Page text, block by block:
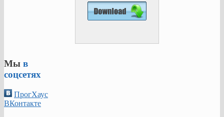
Мы в
соцсетях
ПрогХаус
ВКонтакте